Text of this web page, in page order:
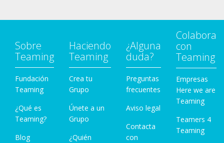
Sobre
Teaming
Fundación
Teaming
¿Qué es
Teaming?
Blog
Haciendo
Teaming
Crea tu
Grupo
Únete a un
Grupo
¿Quién
¿Alguna
duda?
Preguntas
frecuentes
Aviso legal
Contacta
con
Colabora
con
Teaming
Empresas
Here we are
Teaming
Teamers 4
Teaming